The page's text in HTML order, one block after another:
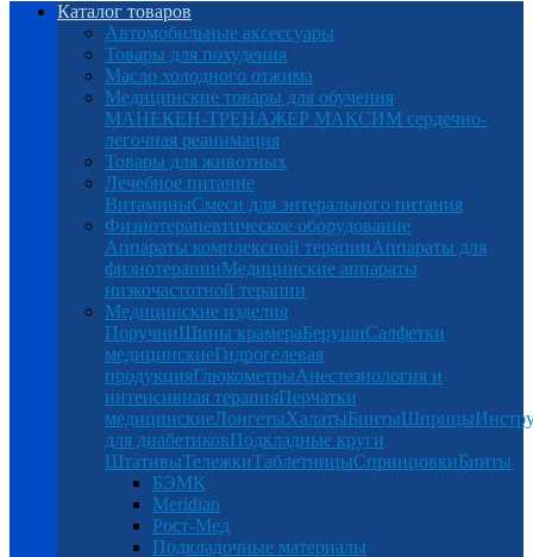
Каталог товаров
Автомобильные аксессуары
Товары для похудения
Масло холодного отжима
Медицинские товары для обучения
МАНЕКЕН-ТРЕНАЖЕР МАКСИМ сердечно-
легочная реанимация
Товары для животных
Лечебное питание
ВитаминыСмеси для энтерального питания
Физиотерапевтическое оборудование
Аппараты комплексной терапииАппараты для
физиотерапииМедицинские аппараты
низкочастотной терапии
Медицинские изделия
ПоручниШины крамераБерушиСалфетки
медицинскиеГидрогелевая
продукцияГлюкометрыАнестезиология и
интенсивная терапияПерчатки
медицинскиеЛонгетыХалатыБинтыШприцы
для диабетиковПодкладные круги
ШтативыТележкиТаблетницыСпринцовкиБинты
БЭМК
Meridian
Рост-Мед
Подкладочные материалы